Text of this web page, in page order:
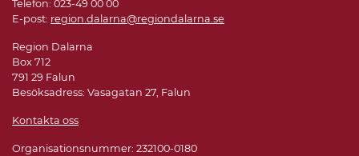
Telefon: 023-49 00 00
E-post: region.dalarna@regiondalarna.se
Region Dalarna
Box 712
791 29 Falun
Besöksadress: Vasagatan 27, Falun
Kontakta oss
Organisationsnummer: 232100-0180